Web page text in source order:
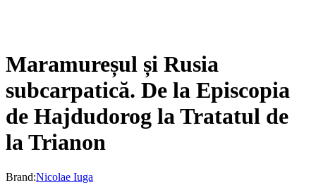
Maramureșul și Rusia
subcarpatică. De la Episcopia
de Hajdudorog la Tratatul de
la Trianon
Brand:Nicolae Iuga